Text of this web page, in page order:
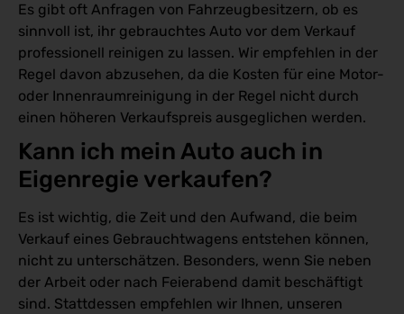
Es gibt oft Anfragen von Fahrzeugbesitzern, ob es
sinnvoll ist, ihr gebrauchtes Auto vor dem Verkauf
professionell reinigen zu lassen. Wir empfehlen in der
Regel davon abzusehen, da die Kosten für eine Motor-
oder Innenraumreinigung in der Regel nicht durch
einen höheren Verkaufspreis ausgeglichen werden.
Kann ich mein Auto auch in
Eigenregie verkaufen?
Es ist wichtig, die Zeit und den Aufwand, die beim
Verkauf eines Gebrauchtwagens entstehen können,
nicht zu unterschätzen. Besonders, wenn Sie neben
der Arbeit oder nach Feierabend damit beschäftigt
sind. Stattdessen empfehlen wir Ihnen, unseren